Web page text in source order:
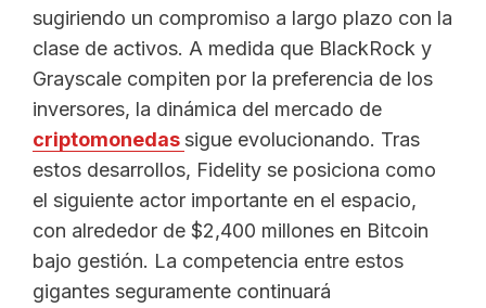
sugiriendo un compromiso a largo plazo con la
clase de activos. A medida que BlackRock y
Grayscale compiten por la preferencia de los
inversores, la dinámica del mercado de
criptomonedassigue evolucionando. Tras
estos desarrollos, Fidelity se posiciona como
el siguiente actor importante en el espacio,
con alrededor de $2,400 millones en Bitcoin
bajo gestión. La competencia entre estos
gigantes seguramente continuará